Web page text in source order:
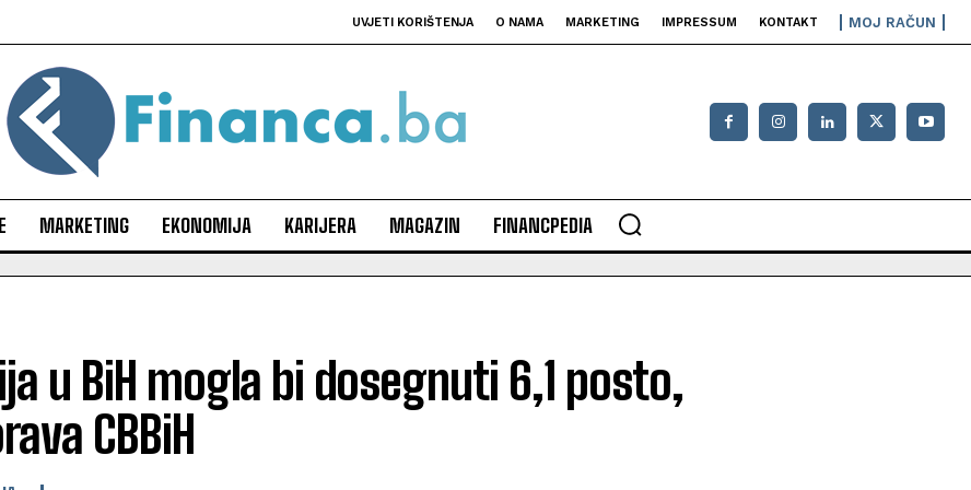
UVJETI KORIŠTENJA O NAMA MARKETING IMPRESSUM KONTAKT MOJ RAČUN
MARKETING EKONOMIJA KARIJERA MAGAZIN FINANCPEDIA
u BiH mogla bi dosegnuti 6,1 posto,
CBBiH